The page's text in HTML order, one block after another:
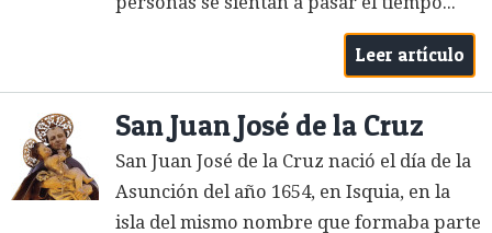
Leer artículo
San Juan José de la Cruz
San Juan José de la Cruz nació el día de la
Asunción del año 1654, en Isquia, en la
isla del mismo nombre que formaba parte